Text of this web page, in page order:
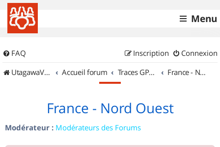
Menu
FAQ Connexion
Inscription
UtagawaVTT (Randos VTT et VTTAE avec traces GPS)
Accueil forum Traces GPS de randos VTT France - Nord Ouest
France - Nord Ouest
Modérateur : Modérateurs des Forums